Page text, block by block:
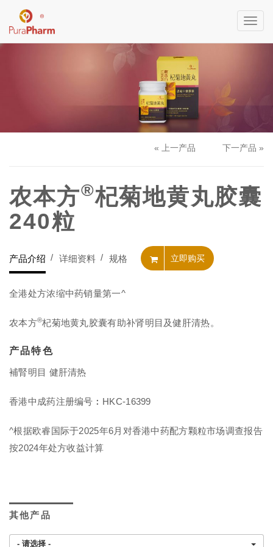
« 上一产品 下一产品 »
农本方®杞菊地黄丸胶囊
240粒
产品介绍 详细资料 规格 立即购买
全港处方浓缩中药销量第一^
农本方®杞菊地黄丸胶囊有助补肾明目及健肝清热。
产品特色
補腎明目 健肝清热
香港中成药注册编号︰HKC-16399
^根据欧睿国际于2025年6月对香港中药配方颗粒市场调查报告
按2024年处方收益计算
其他产品
- 请选择 -